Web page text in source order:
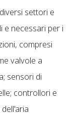
settori e
necessari per i
compresi
valvole a
sensori di
controllori e